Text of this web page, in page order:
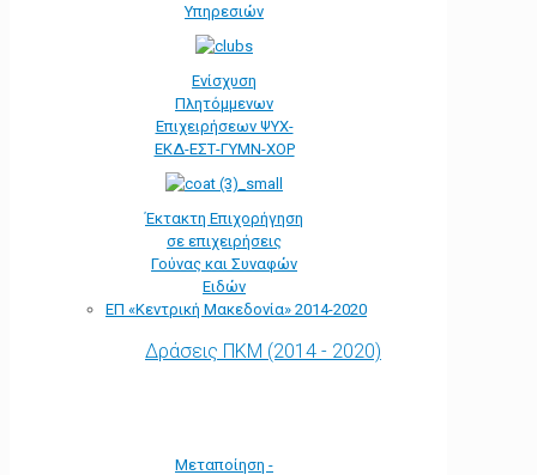
Υπηρεσιών
Ενίσχυση
Πλητόμμενων
Επιχειρήσεων ΨΥΧ-
ΕΚΔ-ΕΣΤ-ΓΥΜΝ-ΧΟΡ
Έκτακτη Επιχορήγηση
σε επιχειρήσεις
Γούνας και Συναφών
Ειδών
ΕΠ «Kεντρική Μακεδονία» 2014-2020
Δράσεις ΠΚΜ (2014 - 2020)
Μεταποίηση -